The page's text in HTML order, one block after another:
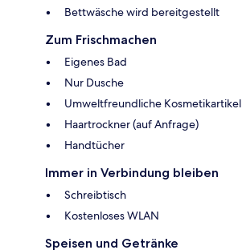
Bettwäsche wird bereitgestellt
Zum Frischmachen
Eigenes Bad
Nur Dusche
Umweltfreundliche Kosmetikartikel
Haartrockner (auf Anfrage)
Handtücher
Immer in Verbindung bleiben
Schreibtisch
Kostenloses WLAN
Speisen und Getränke